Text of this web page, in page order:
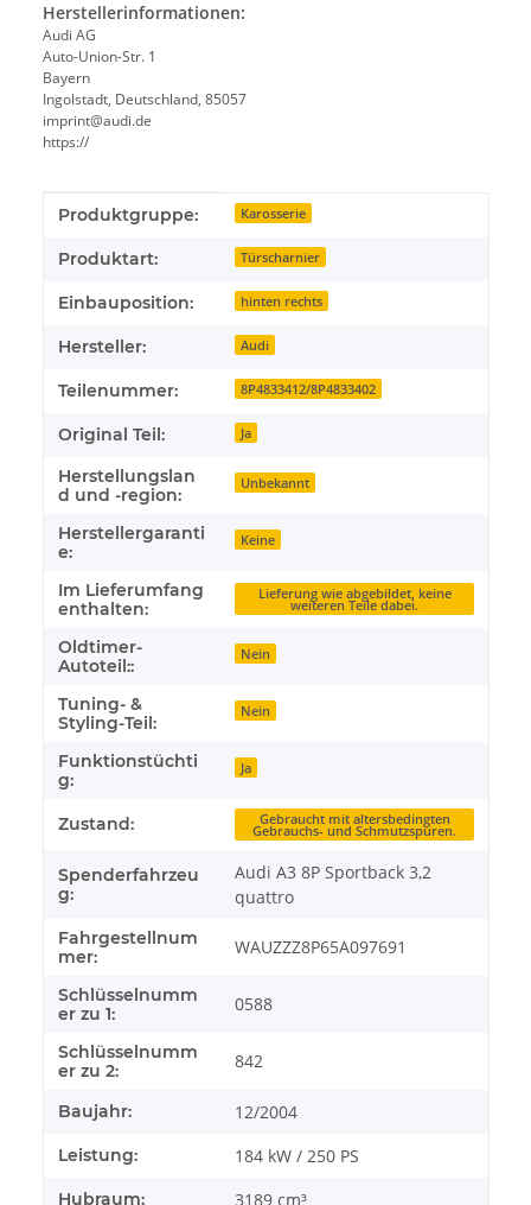
Herstellerinformationen:
Audi AG
Auto-Union-Str. 1
Bayern
Ingolstadt, Deutschland, 85057
imprint@audi.de
https://
Produkteigenschaft
Wert
Produktgruppe: Karosserie
Produktart: Türscharnier
Einbauposition: hinten rechts
Hersteller: Audi
Teilenummer: 8P4833412/8P4833402
Original Teil: Ja
Herstellungslan
d und -region:
Unbekannt
Herstellergaranti
e:
Keine
Im Lieferumfang
enthalten:
Lieferung wie abgebildet, keine
weiteren Teile dabei.
Oldtimer-
Autoteil::
Nein
Tuning- &
Styling-Teil:
Nein
Funktionstüchti
g:
Ja
Zustand: Gebraucht mit altersbedingten
Gebrauchs- und Schmutzspuren.
Spenderfahrzeu
g:
Audi A3 8P Sportback 3,2
quattro
Fahrgestellnum
mer:
WAUZZZ8P65A097691
Schlüsselnumm
er zu 1:
0588
Schlüsselnumm
er zu 2:
842
Baujahr: 12/2004
Leistung: 184 kW / 250 PS
Hubraum: 3189 cm³